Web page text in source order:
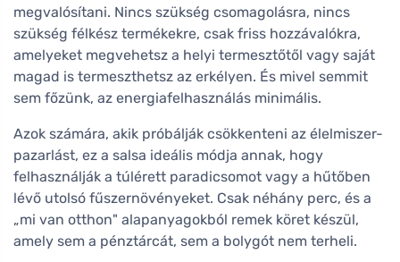
megvalósítani. Nincs szükség csomagolásra, nincs
szükség félkész termékekre, csak friss hozzávalókra,
amelyeket megvehetsz a helyi termesztőtől vagy saját
magad is termeszthetsz az erkélyen. És mivel semmit
sem főzünk, az energiafelhasználás minimális.
Azok számára, akik próbálják csökkenteni az élelmiszer-
pazarlást, ez a salsa ideális módja annak, hogy
felhasználják a túlérett paradicsomot vagy a hűtőben
lévő utolsó fűszernövényeket. Csak néhány perc, és a
„mi van otthon" alapanyagokból remek köret készül,
amely sem a pénztárcát, sem a bolygót nem terheli.